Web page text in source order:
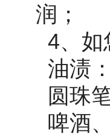
润
4、如
油渍
圆珠
啤酒